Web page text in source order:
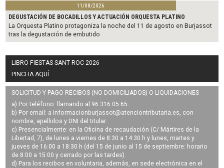
11/08/2026
DEGUSTACIÓN DE BOCADILLOS Y ACTUACIÓN ORQUESTA PLATINO
La Orquesta Platino protagoniza la noche del 11 de agosto en Burjassot
tras la degustación de embutido
LIBRO FIESTAS SANT ROC 2026
PINCHA AQUÍ
SOLICITUD Y PAGO RECIBOS (NO DOMICILIADOS) O LIQUIDACIONES
a) Por teléfono: llamando al 96 316 05 65.
b) Por email: a informacionburjassot@atenciontributaria.es, con
nombre, apellidos y DNI del titular.
c) Presencialmente: en la Oficina de recaudación (C/ Mártires de la
Libertad, 7), de lunes a viernes de 8:30 a 14:30 h y lunes, martes y
jueves de 16:00 a 18:30 h (del 15 de junio al 15 de septiembre: horario
de 8:00 a 15:00 y cerrado por las tardes).
d) Para los recibos en voluntaria, además, en sede electrónica en el